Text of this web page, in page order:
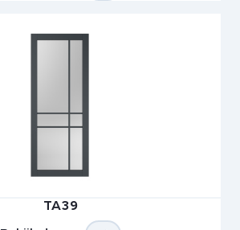
TA39